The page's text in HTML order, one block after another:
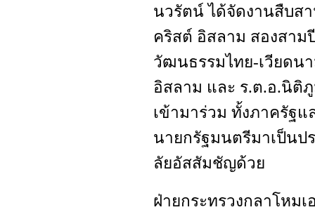
นวรัตน์ ได้จัดงานสืบส
คริสต์ อิสลาม สองสาม
วัฒนธรรมไทย-เวียดน
อิสลาม และ ร.ต.อ.นิติ
เข้ามาร่วม ทั้งภาครัฐแ
นายกรัฐมนตรีมาเป็นป
ลัยอัสสัมชัญด้วย
ฝ่ายกระทรวงกลาโหม